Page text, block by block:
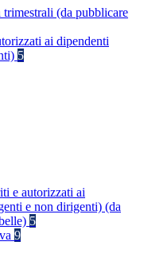
trimestrali (da pubblicare
ai dipendenti
5
e autorizzati ai
e non dirigenti) (da
5
9